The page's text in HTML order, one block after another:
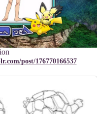
post/176770166537